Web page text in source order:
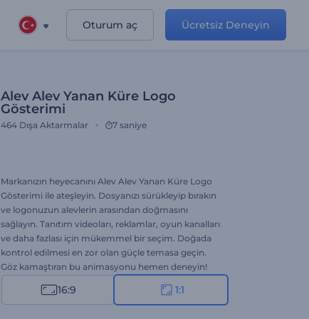
Oturum aç Ücretsiz Deneyin
Alev Alev Yanan Küre Logo
Gösterimi
464 Dışa Aktarmalar 7 saniye
Markanızın heyecanını Alev Alev Yanan Küre Logo
Gösterimi ile ateşleyin. Dosyanızı sürükleyip bırakın
ve logonuzun alevlerin arasından doğmasını
sağlayın. Tanıtım videoları, reklamlar, oyun kanalları
ve daha fazlası için mükemmel bir seçim. Doğada
kontrol edilmesi en zor olan güçle temasa geçin.
Göz kamaştıran bu animasyonu hemen deneyin!
16:9 1:1